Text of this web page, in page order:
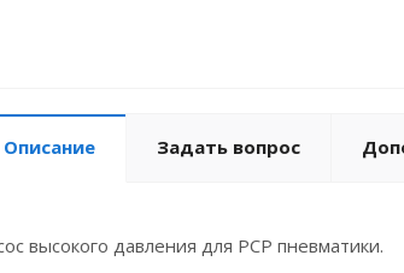
Описание Задать вопрос
высокого давления для PCP пневматики.